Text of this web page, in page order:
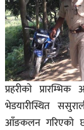
प्रहरीको
भेडयारीस्थित
आँङकलन गरिएको छ